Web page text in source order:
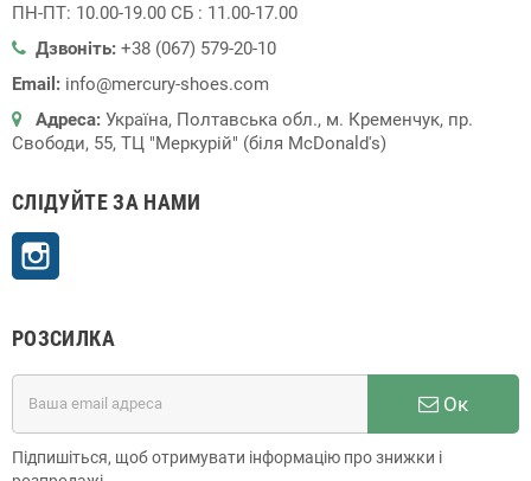
ПН-ПТ: 10.00-19.00 СБ : 11.00-17.00
Дзвоніть: +38 (067) 579-20-10
Email: info@mercury-shoes.com
Адреса: Україна, Полтавська обл., м. Кременчук, пр.
Свободи, 55, ТЦ "Меркурій" (біля McDonald's)
СЛІДУЙТЕ ЗА НАМИ
РОЗСИЛКА
Ок
Підпишіться, щоб отримувати інформацію про знижки і